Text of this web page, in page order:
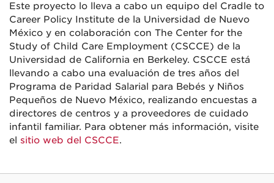
Este proyecto lo lleva a cabo un equipo del Cradle to
Career Policy Institute de la Universidad de Nuevo
México y en colaboración con The Center for the
Study of Child Care Employment (CSCCE) de la
Universidad de California en Berkeley. CSCCE está
llevando a cabo una evaluación de tres años del
Programa de Paridad Salarial para Bebés y Niños
Pequeños de Nuevo México, realizando encuestas a
directores de centros y a proveedores de cuidado
infantil familiar. Para obtener más información, visite
el sitio web del CSCCE.